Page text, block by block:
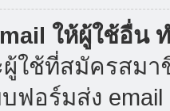
ให้ผู้ใช้อื่น
ใช้ที่สมัครสมา
ฟอร์มส่ง